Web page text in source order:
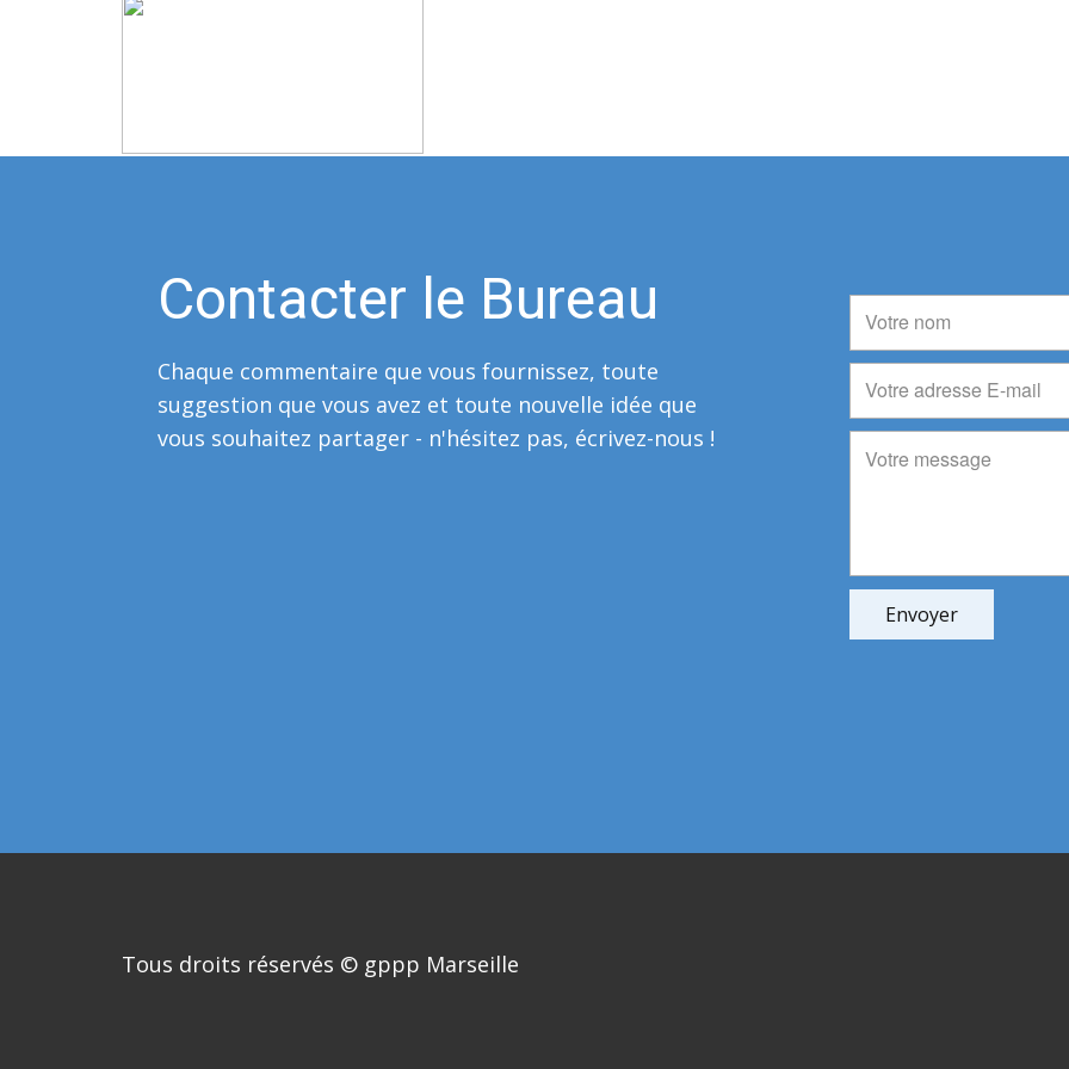
Contacter le Bureau
Chaque commentaire que vous fournissez, toute
suggestion que vous avez et toute nouvelle idée que
vous souhaitez partager - n'hésitez pas, écrivez-nous !
Envoyer
Tous droits réservés © gppp Marseille